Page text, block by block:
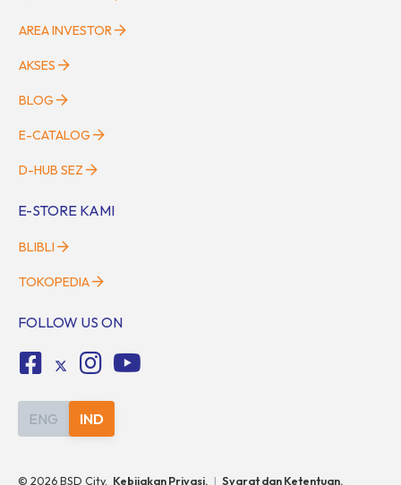
AREA INVESTOR
AKSES
BLOG
E-CATALOG
D-HUB SEZ
E-STORE KAMI
BLIBLI
TOKOPEDIA
FOLLOW US ON
ENG IND
© 2026BSD City. Kebijakan Privasi. | Syarat dan Ketentuan.